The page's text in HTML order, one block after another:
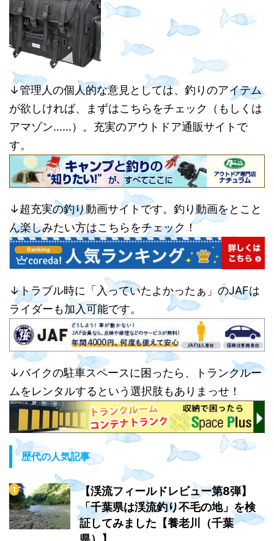
↓管理人の個人的な意見としては、釣りのアイテム
が欲しければ、まずはこちらをチェック（もしくは
アマゾン……）。充実のアウトドア通販サイトで
す。
↓超充実の釣り動画サイトです。釣り動画をとこと
ん楽しみたい方はこちらをチェック！
↓トラブル時に「入っていたよかったぁ」のJAFは
ライダーも加入可能です。
↓バイクの駐車スペースに困ったら、トランクルー
ムをレンタルするという選択肢もありまっせ！
歴代の人気記事
【渓流フィールドレビュー第8弾】
「千葉県は渓流釣り不毛の地」を検
証してみました【養老川（千葉